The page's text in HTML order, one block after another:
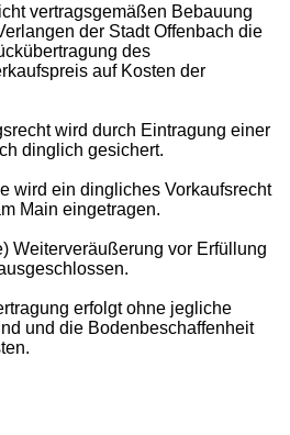
vertragsgemäßen Bebauung
der Stadt Offenbach die
des
auf Kosten der
wird durch Eintragung einer
dinglich gesichert.
wird ein dingliches Vorkaufsrecht
Main eingetragen.
Weiterveräußerung vor Erfüllung
erfolgt ohne jegliche
und die Bodenbeschaffenheit